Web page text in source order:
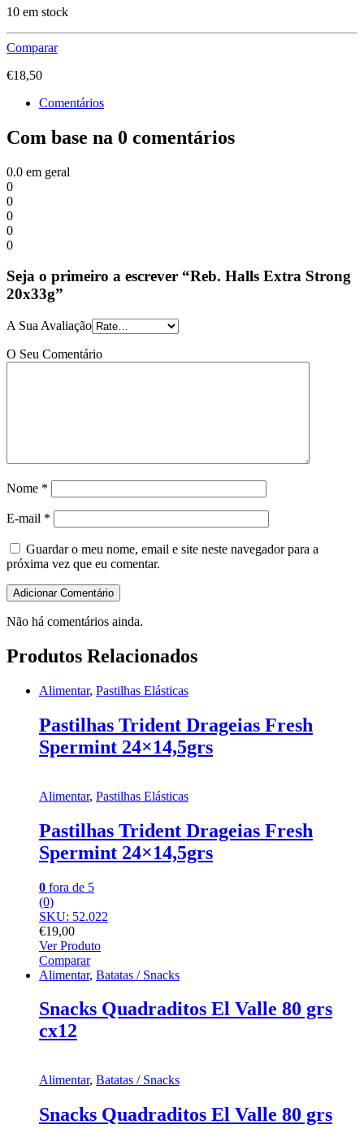
10 em stock
Comparar
€18,50
Comentários
Com base na 0 comentários
0.0 em geral
0
0
0
0
0
Seja o primeiro a escrever “Reb. Halls Extra Strong
20x33g”
A Sua Avaliação
O Seu Comentário
Nome *
E-mail *
Guardar o meu nome, email e site neste navegador para a
próxima vez que eu comentar.
Não há comentários ainda.
Produtos Relacionados
Alimentar, Pastilhas Elásticas
Pastilhas Trident Drageias Fresh
Spermint 24×14,5grs
Alimentar, Pastilhas Elásticas
Pastilhas Trident Drageias Fresh
Spermint 24×14,5grs
0 fora de 5
(0)
SKU: 52.022
€19,00
Ver Produto
Comparar
Alimentar, Batatas / Snacks
Snacks Quadraditos El Valle 80 grs
cx12
Alimentar, Batatas / Snacks
Snacks Quadraditos El Valle 80 grs